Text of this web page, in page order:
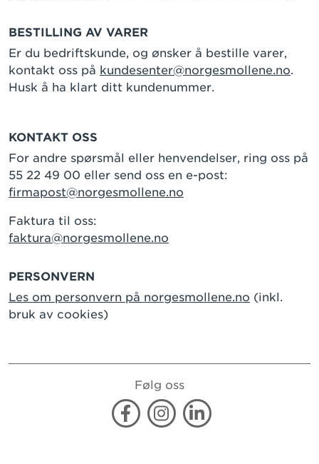
BESTILLING AV VARER
Er du bedriftskunde, og ønsker å bestille varer,
kontakt oss på kundesenter@norgesmollene.no.
Husk å ha klart ditt kundenummer.
KONTAKT OSS
For andre spørsmål eller henvendelser, ring oss på
55 22 49 00 eller send oss en e-post:
firmapost@norgesmollene.no
Faktura til oss:
faktura@norgesmollene.no
PERSONVERN
Les om personvern på norgesmollene.no (inkl.
bruk av cookies)
Følg oss
FacebookInstagramLinkedin